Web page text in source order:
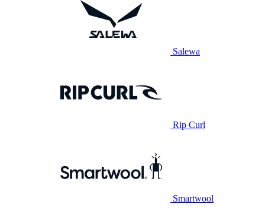
Salewa
Rip Curl
Smartwool